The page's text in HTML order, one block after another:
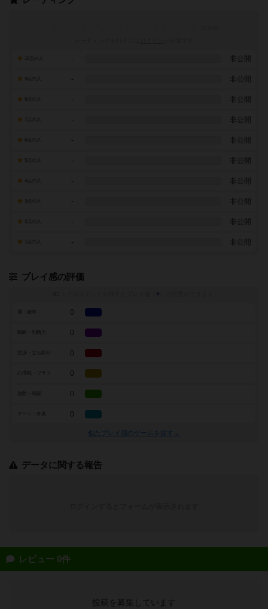
- 非公開
- 非公開
- 非公開
7点の人 - 非公開
- 非公開
- 非公開
- 非公開
- 非公開
- 非公開
- 非公開
プレイ感の評価
※
0
戦略・判断力 0
0
0
0
アート・外見 0
似たプレイ感のゲームを探す→
データに関する報告
レビュー 0件
投稿を募集しています